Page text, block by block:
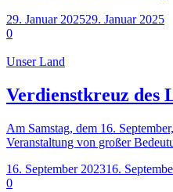
29. Januar 202529. Januar 2025
0
Unser Land
Verdienstkreuz des
Am Samstag, dem 16.
Veranstaltung von großer
16. September 202316.
0